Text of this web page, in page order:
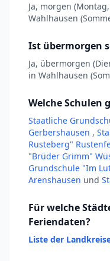
Ja, morgen
Wahlhausen
Ist übermorgen
Ja, übermorgen
in Wahlhausen
Welche Schulen
Staatliche
Gerbershausen ,
Rusteberg"
"Brüder Grimm"
Grundschule "Im
Arenshausen und
Für welche
Feriendaten?
Liste der